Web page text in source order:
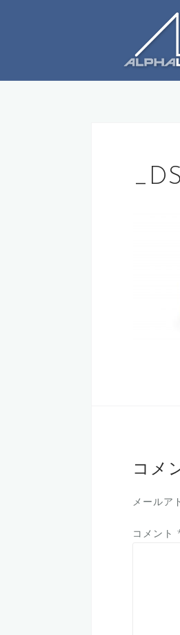
ツ
コメ
メールア
コメント